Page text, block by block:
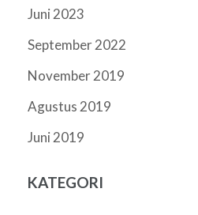
Juni 2023
September 2022
November 2019
Agustus 2019
Juni 2019
KATEGORI